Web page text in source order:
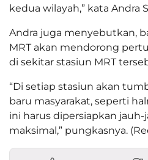
kedua wilayah,” kata Andra
Andra juga menyebutkan,
MRT akan mendorong
di sekitar stasiun MRT
“Di setiap stasiun akan
baru masyarakat, seperti
ini harus dipersiapkan jauh-
maksimal,” pungkasnya.